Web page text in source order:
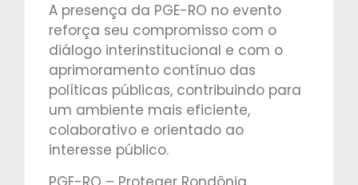
A presença da PGE-RO no evento
reforça seu compromisso com o
diálogo interinstitucional e com o
aprimoramento contínuo das
políticas públicas, contribuindo para
um ambiente mais eficiente,
colaborativo e orientado ao
interesse público.